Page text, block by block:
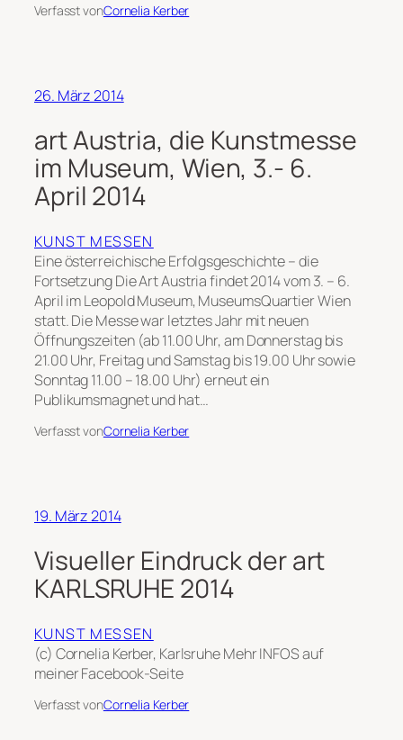
Verfasst vonCornelia Kerber
26. März 2014
art Austria, die Kunstmesse
im Museum, Wien, 3.- 6.
April 2014
KUNST MESSEN
Eine österreichische Erfolgsgeschichte – die
Fortsetzung Die Art Austria findet 2014 vom 3. – 6.
April im Leopold Museum, MuseumsQuartier Wien
statt. Die Messe war letztes Jahr mit neuen
Öffnungszeiten (ab 11.00 Uhr, am Donnerstag bis
21.00 Uhr, Freitag und Samstag bis 19.00 Uhr sowie
Sonntag 11.00 – 18.00 Uhr) erneut ein
Publikumsmagnet und hat…
Verfasst vonCornelia Kerber
19. März 2014
Visueller Eindruck der art
KARLSRUHE 2014
KUNST MESSEN
(c) Cornelia Kerber, Karlsruhe Mehr INFOS auf
meiner Facebook-Seite
Verfasst vonCornelia Kerber